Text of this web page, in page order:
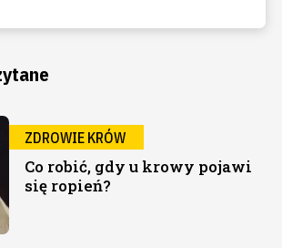
ZDROWIE KRÓW
Co robić, gdy u krowy pojawi
się ropień?